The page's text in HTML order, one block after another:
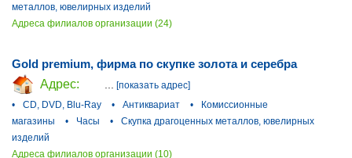
металлов, ювелирных изделий
Адреса филиалов организации (24)
Gold premium, фирма по скупке золота и серебра
Адрес:
[показать адрес]
•
CD, DVD, Blu-Ray • Антиквариат •
Комиссионные
магазины
• Часы •
Скупка драгоценных металлов, ювелирных
изделий
Адреса филиалов организации (10)